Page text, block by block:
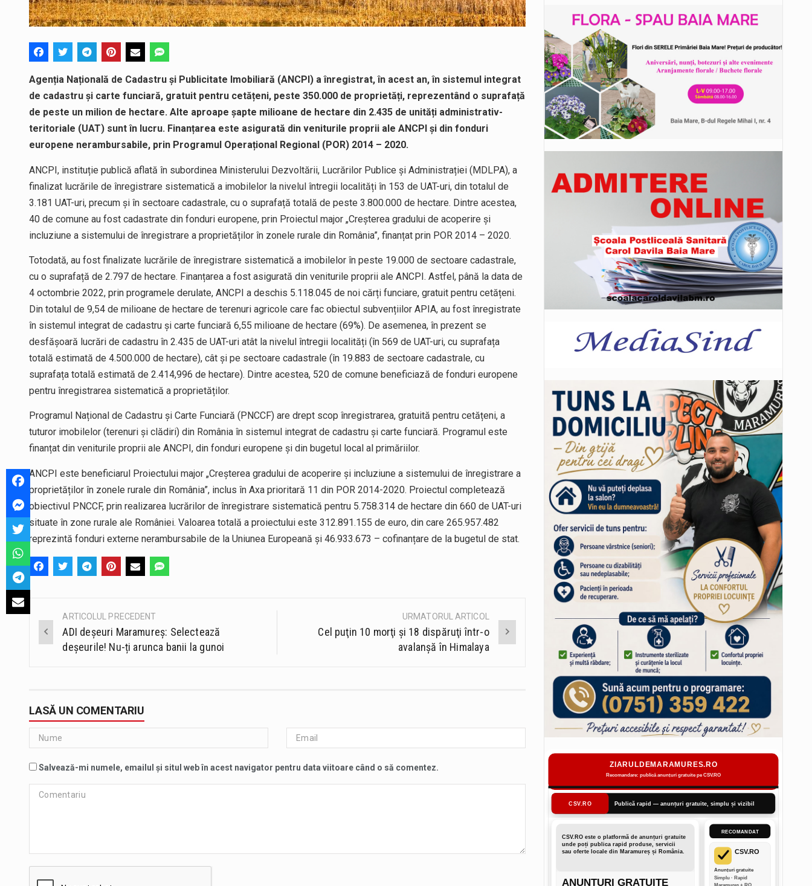
Agenția Națională de Cadastru și Publicitate Imobiliară (ANCPI) a înregistrat, în acest an, în sistemul integrat
de cadastru și carte funciară, gratuit pentru cetățeni, peste 350.000 de proprietăți, reprezentând o suprafață
de peste un milion de hectare. Alte aproape șapte milioane de hectare din 2.435 de unități administrativ-
teritoriale (UAT) sunt în lucru. Finanțarea este asigurată din veniturile proprii ale ANCPI și din fonduri
europene nerambursabile, prin Programul Operațional Regional (POR) 2014 – 2020.
ANCPI, instituție publică aflată în subordinea Ministerului Dezvoltării, Lucrărilor Publice și Administrației (MDLPA), a
finalizat lucrările de înregistrare sistematică a imobilelor la nivelul întregii localități în 153 de UAT-uri, din totalul de
3.181 UAT-uri, precum și în sectoare cadastrale, cu o suprafață totală de peste 3.800.000 de hectare. Dintre acestea,
40 de comune au fost cadastrate din fonduri europene, prin Proiectul major „Creșterea gradului de acoperire și
incluziune a sistemului de înregistrare a proprietăților în zonele rurale din România”, finanțat prin POR 2014 – 2020.
Totodată, au fost finalizate lucrările de înregistrare sistematică a imobilelor în peste 19.000 de sectoare cadastrale,
cu o suprafață de 2.797 de hectare. Finanțarea a fost asigurată din veniturile proprii ale ANCPI. Astfel, până la data de
4 octombrie 2022, prin programele derulate, ANCPI a deschis 5.118.045 de noi cărți funciare, gratuit pentru cetățeni.
Din totalul de 9,54 de milioane de hectare de terenuri agricole care fac obiectul subvențiilor APIA, au fost înregistrate
în sistemul integrat de cadastru și carte funciară 6,55 milioane de hectare (69%). De asemenea, în prezent se
desfășoară lucrări de cadastru în 2.435 de UAT-uri atât la nivelul întregii localități (în 569 de UAT-uri, cu suprafața
totală estimată de 4.500.000 de hectare), cât și pe sectoare cadastrale (în 19.883 de sectoare cadastrale, cu
suprafața totală estimată de 2.414,996 de hectare). Dintre acestea, 520 de comune beneficiază de fonduri europene
pentru înregistrarea sistematică a proprietăților.
Programul Național de Cadastru și Carte Funciară (PNCCF) are drept scop înregistrarea, gratuită pentru cetățeni, a
tuturor imobilelor (terenuri și clădiri) din România în sistemul integrat de cadastru și carte funciară. Programul este
finanțat din veniturile proprii ale ANCPI, din fonduri europene și din bugetul local al primăriilor.
ANCPI este beneficiarul Proiectului major „Creșterea gradului de acoperire și incluziune a sistemului de înregistrare a
proprietăților în zonele rurale din România”, inclus în Axa prioritară 11 din POR 2014-2020. Proiectul completează
obiectivul PNCCF, prin realizarea lucrărilor de înregistrare sistematică pentru 5.758.314 de hectare din 660 de UAT-uri
situate în zone rurale ale României. Valoarea totală a proiectului este 312.891.155 de euro, din care 265.957.482
reprezintă fonduri externe nerambursabile de la Uniunea Europeană și 46.933.673 – cofinanțare de la bugetul de stat.
Post
navigation
ARTICOLUL PRECEDENT
ADI deșeuri Maramureș: Selectează
deșeurile! Nu-ți arunca banii la gunoi
URMATORUL ARTICOL
Cel puţin 10 morţi şi 18 dispăruţi într-o
avalanşă în Himalaya
LASĂ UN COMENTARIU
Salvează-mi numele, emailul și situl web în acest navigator pentru data viitoare când o să comentez.